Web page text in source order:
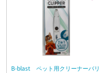
B-blast ペット用クリーナーバリ